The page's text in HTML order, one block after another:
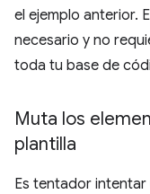
el ejemplo anterior.
necesario y no
toda tu base de
Muta los
plantilla
Es tentador